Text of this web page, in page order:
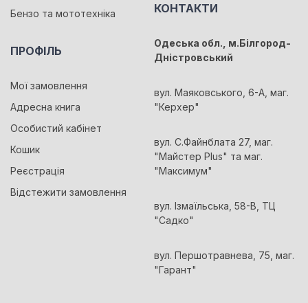
Бензо та мототехніка
ПРОФІЛЬ
Мої замовлення
Адресна книга
Особистий кабінет
Кошик
Реєстрація
Відстежити замовлення
КОНТАКТИ
Одеська обл., м.Білгород-
Дністровський
вул. Маяковського, 6-А, маг.
"Керхер"
вул. С.Файнблата 27, маг.
"Майстер Plus" та маг.
"Максимум"
вул. Ізмаїльська, 58-В, ТЦ
"Садко"
вул. Першотравнева, 75, маг.
"Гарант"